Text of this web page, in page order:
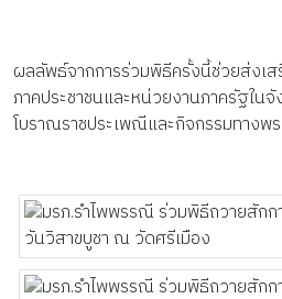
ผลลัพธ์จากการร่วมพิธีครั้งนี้ช่วยส่งเส
ภาคประชาชนและหน่วยงานภาครัฐใ
โบราณราชประเพณีและกิจกรรมทางพ